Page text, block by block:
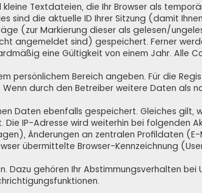
Textdateien, die Ihr Browser als
sind die aktuelle ID Ihrer Sitzung (damit
(zur Markierung dieser als gelesen/
angemeldet sind) gespeichert. Ferner
eine Gültigkeit von einem Jahr. Alle
persönlichem Bereich angeben. Für die
durch den Betreiber weitere Daten als
Daten ebenfalls gespeichert. Gleiches gilt,
Die IP-Adresse wird weiterhin bei folgenden
Änderungen an zentralen Profildaten
übermittelte Browser-Kennzeichnung
Dazu gehören Ihr Abstimmungsverhalten bei